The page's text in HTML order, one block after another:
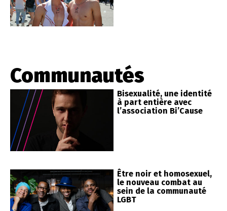
Communautés
Bisexualité, une identité
à part entière avec
l’association Bi’Cause
Être noir et homosexuel,
le nouveau combat au
sein de la communauté
LGBT